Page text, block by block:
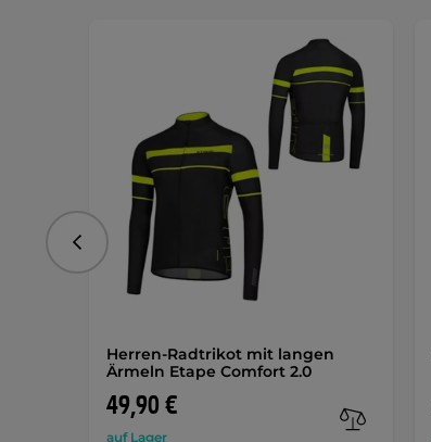
Herren-Radtrikot mit langen
Ärmeln Etape Comfort 2.0
49,90 €
auf Lager
vorhergehend